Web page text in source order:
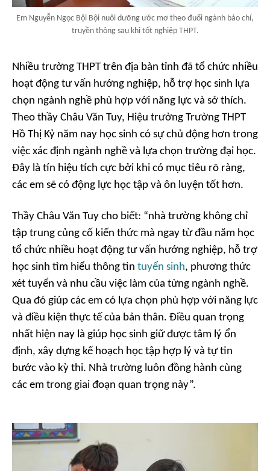
Em Nguyễn Ngọc Bội Bội nuôi dưỡng ước mơ theo đuổi ngành báo chí,
truyền thông sau khi tốt nghiệp THPT.
Nhiều trường THPT trên địa bàn tỉnh đã tổ chức nhiều
hoạt động tư vấn hướng nghiệp, hỗ trợ học sinh lựa
chọn ngành nghề phù hợp với năng lực và sở thích.
Theo thầy Châu Văn Tuy, Hiệu trưởng Trường THPT
Hồ Thị Kỷ năm nay học sinh có sự chủ động hơn trong
việc xác định ngành nghề và lựa chọn trường đại học.
Đây là tín hiệu tích cực bởi khi có mục tiêu rõ ràng,
các em sẽ có động lực học tập và ôn luyện tốt hơn.
Thầy Châu Văn Tuy cho biết: “nhà trường không chỉ
tập trung củng cố kiến thức mà ngay từ đầu năm học
tổ chức nhiều hoạt động tư vấn hướng nghiệp, hỗ trợ
học sinh tìm hiểu thông tin tuyển sinh, phương thức
xét tuyển và nhu cầu việc làm của từng ngành nghề.
Qua đó giúp các em có lựa chọn phù hợp với năng lực
và điều kiện thực tế của bản thân. Điều quan trọng
nhất hiện nay là giúp học sinh giữ được tâm lý ổn
định, xây dựng kế hoạch học tập hợp lý và tự tin
bước vào kỳ thi. Nhà trường luôn đồng hành cùng
các em trong giai đoạn quan trọng này”.